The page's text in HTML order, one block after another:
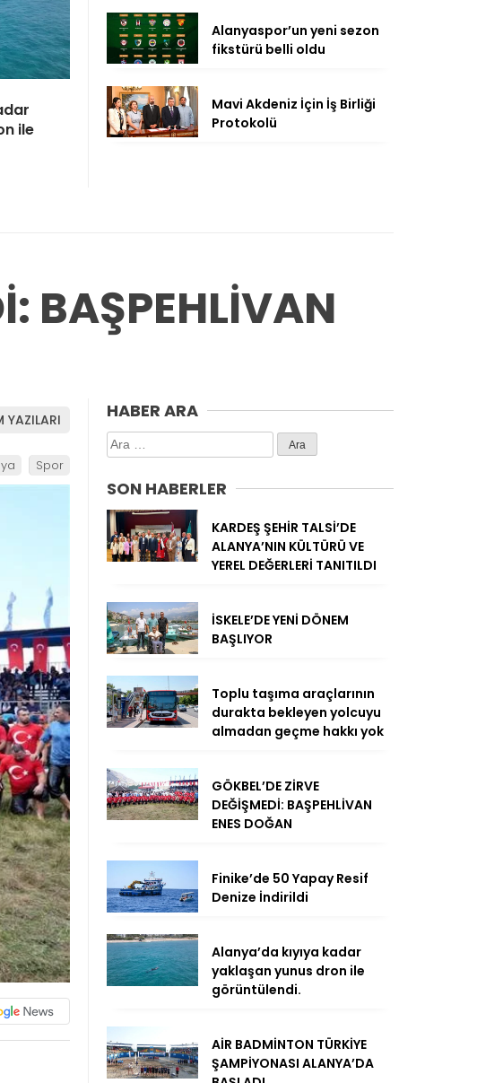
ile
Alanyaspor’un yeni sezon
fikstürü belli oldu
Mavi Akdeniz İçin İş Birliği
Protokolü
BAŞPEHLİVAN
YAZILARI
Spor
HABER ARA
Arama:
SON HABERLER
KARDEŞ ŞEHİR TALSİ’DE
ALANYA’NIN KÜLTÜRÜ VE
YEREL DEĞERLERİ TANITILDI
İSKELE’DE YENİ DÖNEM
BAŞLIYOR
Toplu taşıma araçlarının
durakta bekleyen yolcuyu
almadan geçme hakkı yok
GÖKBEL’DE ZİRVE
DEĞİŞMEDİ: BAŞPEHLİVAN
ENES DOĞAN
Finike’de 50 Yapay Resif
Denize İndirildi
Alanya’da kıyıya kadar
yaklaşan yunus dron ile
görüntülendi.
AİR BADMİNTON TÜRKİYE
ŞAMPİYONASI ALANYA’DA